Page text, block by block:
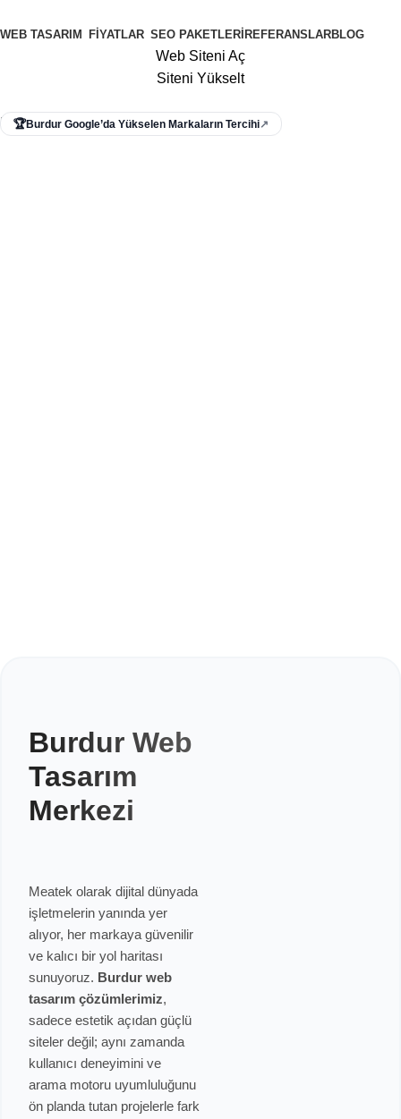
WEB TASARIM FIYATLAR SEO PAKETLERI REFERANSLARBLOG
Web Siteni Aç
Siteni Yükselt
Menü
🏆Burdur Google’da Yükselen Markaların Tercihi↗
Burdur Web
Tasarım
Merkezi
Meatek olarak dijital dünyada
işletmelerin yanında yer
alıyor, her markaya güvenilir
ve kalıcı bir yol haritası
sunuyoruz. Burdur web
tasarım çözümlerimiz,
sadece estetik açıdan güçlü
siteler değil; aynı zamanda
kullanıcı deneyimini ve
arama motoru uyumluluğunu
ön planda tutan projelerle fark